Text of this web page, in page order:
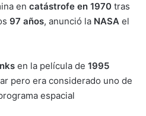
en catástrofe en 1970 tras
97 años, anunció la NASA el
en la película de 1995
pero era considerado uno de
espacial